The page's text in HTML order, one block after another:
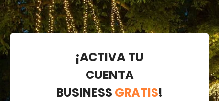
¡ACTIVA TU
CUENTA
BUSINESS GRATIS!